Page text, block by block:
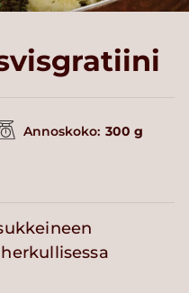
Annoskoko: 300 g